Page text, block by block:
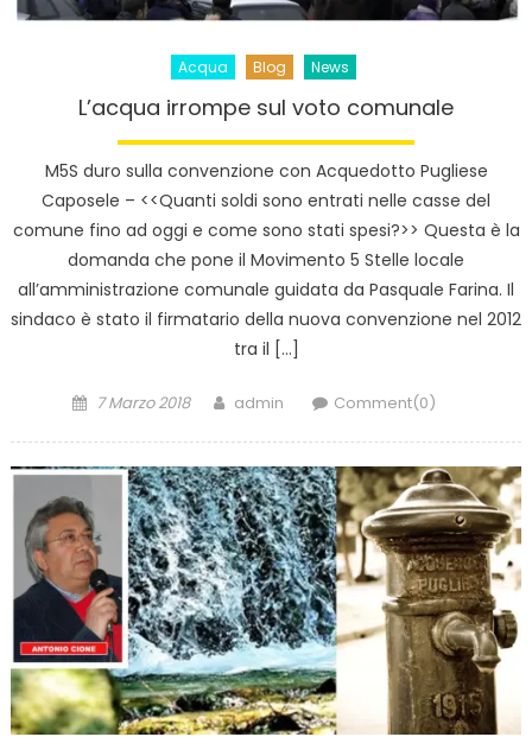
Acqua Blog News
L’acqua irrompe sul voto comunale
M5S duro sulla convenzione con Acquedotto Pugliese
Caposele – <<Quanti soldi sono entrati nelle casse del
comune fino ad oggi e come sono stati spesi?>> Questa è la
domanda che pone il Movimento 5 Stelle locale
all’amministrazione comunale guidata da Pasquale Farina. Il
sindaco è stato il firmatario della nuova convenzione nel 2012
tra il […]
Posted
7 Marzo 2018 Author
admin Comment(0)